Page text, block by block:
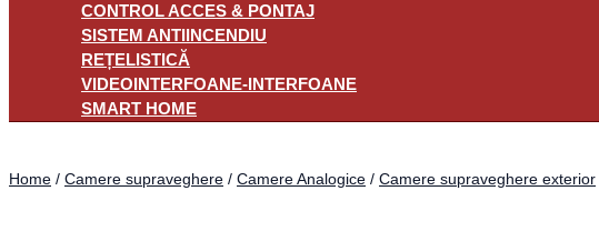
CONTROL ACCES & PONTAJ
SISTEM ANTIINCENDIU
REȚELISTICĂ
VIDEOINTERFOANE-INTERFOANE
SMART HOME
Home / Camere supraveghere / Camere Analogice / Camere supraveghere exterior